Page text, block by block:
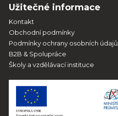
Užitečné informace
Kontakt
Obchodní podmínky
Podmínky ochrany osobních údajů
B2B & Spolupráce
Školy a vzdělávací instituce